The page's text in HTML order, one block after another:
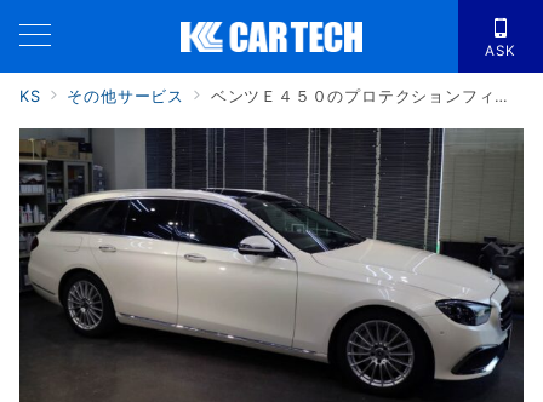
ASK
KS その他サービス ベンツＥ４５０のプロテクションフィルム